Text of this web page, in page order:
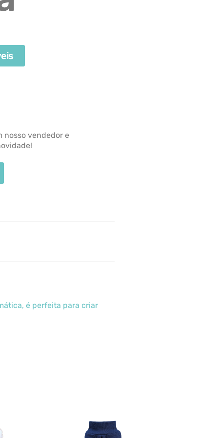
nosso vendedor e
é perfeita para criar